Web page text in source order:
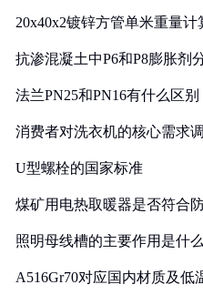
20x40x2镀锌方管单米重量
抗渗混凝土中P6和P8膨胀剂
法兰PN25和PN16有什么区别
消费者对洗衣机的核心需求
U型螺栓的国家标准
煤矿用电热取暖器是否符合
照明母线槽的主要作用是什么
A516Gr70对应国内材质及低